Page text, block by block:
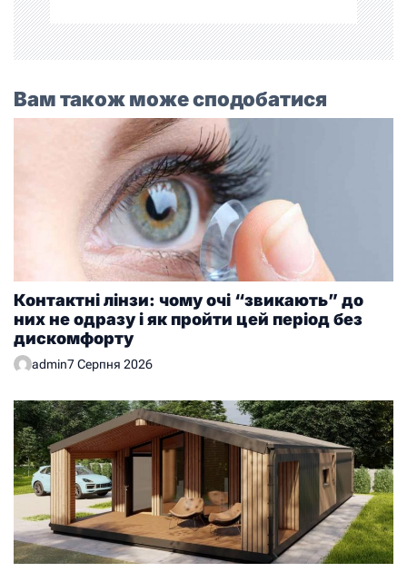
Вам також може сподобатися
Контактні лінзи: чому очі “звикають” до
них не одразу і як пройти цей період без
дискомфорту
admin7 Серпня 2026